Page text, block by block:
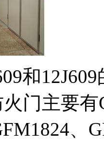
和
门主要有
、